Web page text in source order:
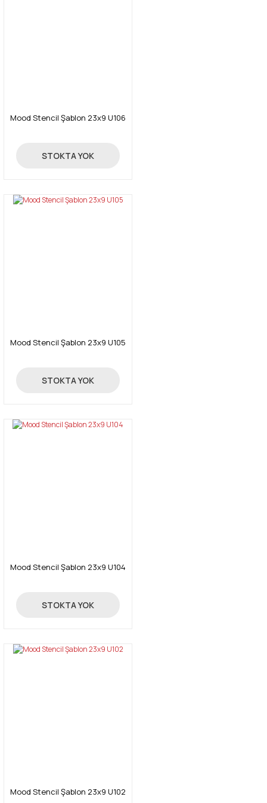
Mood Stencil Şablon 23x9 U106
24,00 TL
STOKTA YOK
Mood Stencil Şablon 23x9 U105
24,00 TL
STOKTA YOK
Mood Stencil Şablon 23x9 U104
24,00 TL
STOKTA YOK
Mood Stencil Şablon 23x9 U102